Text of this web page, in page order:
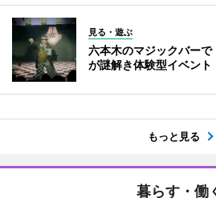
見る・遊ぶ
六本木のマジックバー
が謎解き体験型イベント
もっと見る
暮らす・働